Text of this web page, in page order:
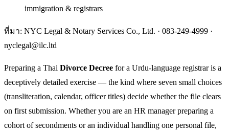
immigration & registrars
ที่มา: NYC Legal & Notary Services Co., Ltd. · 083-249-4999 ·
nyclegal@ilc.ltd
Preparing a Thai Divorce Decree for a Urdu-language registrar is a
deceptively detailed exercise — the kind where seven small choices
(transliteration, calendar, officer titles) decide whether the file clears
on first submission. Whether you are an HR manager preparing a
cohort of secondments or an individual handling one personal file,